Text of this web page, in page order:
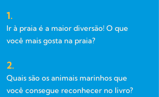
1.
Ir à praia é a maior diversão! O que
você mais gosta na praia?
2.
Quais são os animais marinhos que
você consegue reconhecer no livro?